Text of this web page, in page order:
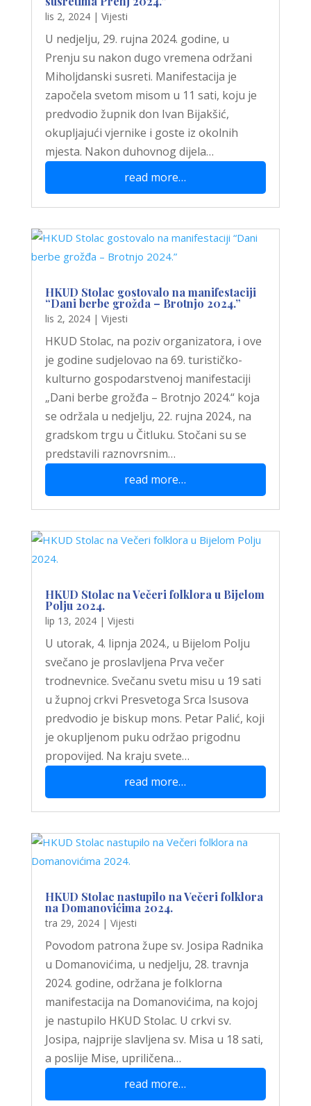
lis 2, 2024| Vijesti
U nedjelju, 29. rujna 2024. godine, u
Prenju su nakon dugo vremena održani
Miholjdanski susreti. Manifestacija je
započela svetom misom u 11 sati, koju je
predvodio župnik don Ivan Bijakšić,
okupljajući vjernike i goste iz okolnih
mjesta. Nakon duhovnog dijela…
read more…
HKUD Stolac gostovalo na manifestaciji
“Dani berbe grožđa – Brotnjo 2024.”
lis 2, 2024| Vijesti
HKUD Stolac, na poziv organizatora, i ove
je godine sudjelovao na 69. turističko-
kulturno gospodarstvenoj manifestaciji
„Dani berbe grožđa – Brotnjo 2024.“ koja
se održala u nedjelju, 22. rujna 2024., na
gradskom trgu u Čitluku. Stočani su se
predstavili raznovrsnim…
read more…
HKUD Stolac na Večeri folklora u Bijelom
Polju 2024.
lip 13, 2024| Vijesti
U utorak, 4. lipnja 2024., u Bijelom Polju
svečano je proslavljena Prva večer
trodnevnice. Svečanu svetu misu u 19 sati
u župnoj crkvi Presvetoga Srca Isusova
predvodio je biskup mons. Petar Palić, koji
je okupljenom puku održao prigodnu
propovijed. Na kraju svete…
read more…
HKUD Stolac nastupilo na Večeri folklora
na Domanovićima 2024.
tra 29, 2024| Vijesti
Povodom patrona župe sv. Josipa Radnika
u Domanovićima, u nedjelju, 28. travnja
2024. godine, održana je folklorna
manifestacija na Domanovićima, na kojoj
je nastupilo HKUD Stolac. U crkvi sv.
Josipa, najprije slavljena sv. Misa u 18 sati,
a poslije Mise, upriličena…
read more…